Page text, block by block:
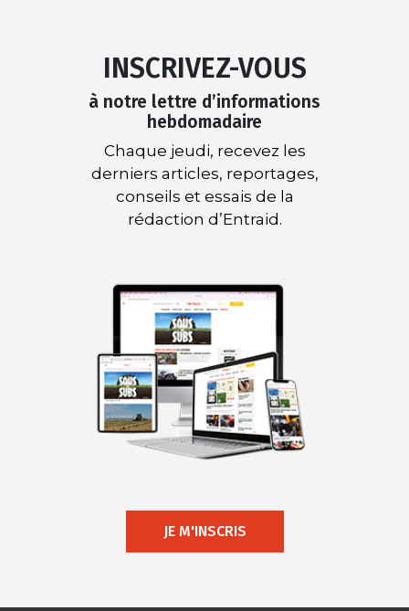
INSCRIVEZ-VOUS
à notre lettre d’informations
hebdomadaire
Chaque jeudi, recevez les
derniers articles, reportages,
conseils et essais de la
rédaction d’Entraid.
JE M'INSCRIS